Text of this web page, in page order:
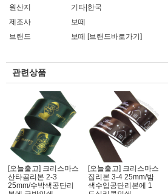
원산지
기타|한국
제조사
보떼
브랜드
보떼 [브랜드바로가기]
관련상품
[오늘출고] 크리스마스
산타곰리본 2-3
25mm/수박색공단리
[오늘출고] 크리스마스
집리본 3-4 25mm/밤
색수입공단리본에 1